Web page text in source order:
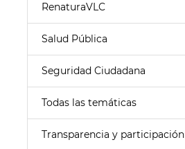
RenaturaVLC
Salud Pública
Seguridad Ciudadana
Todas las temáticas
Transparencia y participación